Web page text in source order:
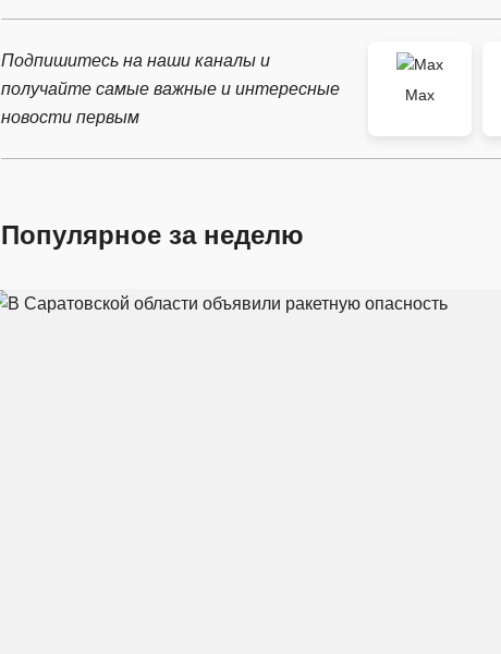
Подпишитесь на наши каналы и
получайте самые важные и интересные
новости первым
Max
Популярное за неделю